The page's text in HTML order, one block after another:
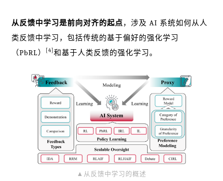
从反馈中学习是前向对齐的起点，涉及 AI 系统如何从人
类反馈中学习，包括传统的基于偏好的强化学习
（PbRL）
[4] 和基于人类反馈的强化学习。
▲从反馈中学习的概述